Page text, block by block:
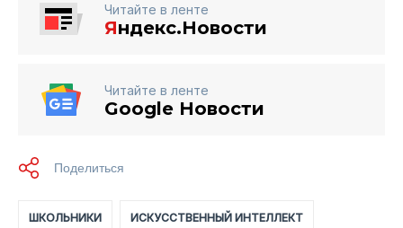
Читайте в ленте
Яндекс.Новости
Читайте в ленте
Google Новости
ШКОЛЬНИКИ ИСКУССТВЕННЫЙ ИНТЕЛЛЕКТ